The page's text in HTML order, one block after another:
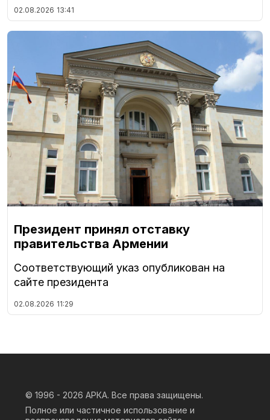
02.08.2026 13:41
Президент принял отставку
правительства Армении
Соответствующий указ опубликован на
сайте президента
02.08.2026 11:29
© 1996 - 2026 АРКА. Все права защищены.
Полное или частичное использование и